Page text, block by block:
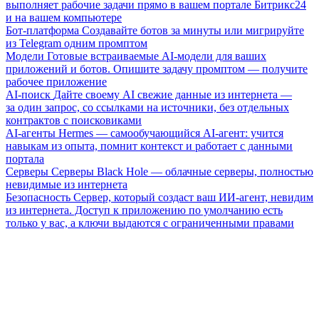
выполняет рабочие задачи прямо в вашем портале Битрикс24
и на вашем компьютере
Бот-платформа Создавайте ботов за минуты или мигрируйте
из Telegram одним промптом
Модели Готовые встраиваемые AI-модели для ваших
приложений и ботов. Опишите задачу промптом — получите
рабочее приложение
AI-поиск Дайте своему AI свежие данные из интернета —
за один запрос, со ссылками на источники, без отдельных
контрактов с поисковиками
AI-агенты Hermes — самообучающийся AI-агент: учится
навыкам из опыта, помнит контекст и работает с данными
портала
Серверы Серверы Black Hole — облачные серверы, полностью
невидимые из интернета
Безопасность Сервер, который создаст ваш ИИ-агент, невидим
из интернета. Доступ к приложению по умолчанию есть
только у вас, а ключи выдаются с ограниченными правами